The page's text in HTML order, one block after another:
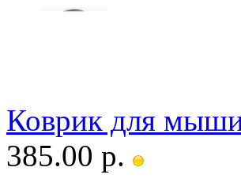
Коврик для мыши
385.00 р.